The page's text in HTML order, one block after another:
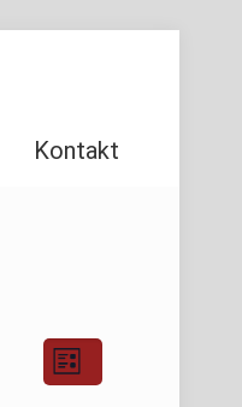
Kontakt
Ansichten-
Navigation
Ansichten-
Liste